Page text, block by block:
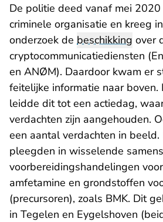
De politie deed vanaf mei
criminele organisatie en kreeg
onderzoek de beschikking over
cryptocommunicatiediensten
en ANØM). Daardoor kwam er
feitelijke informatie naar
leidde dit tot een actiedag,
verdachten zijn aangehouden.
een aantal verdachten in beeld.
pleegden in wisselende
voorbereidingshandelingen
amfetamine en grondstoffen
(precursoren), zoals BMK. Dit
in Tegelen en Eygelshoven